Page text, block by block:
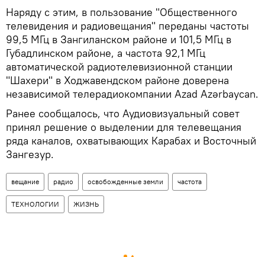
Наряду с этим, в пользование "Общественного
телевидения и радиовещания" переданы частоты
99,5 МГц в Зангиланском районе и 101,5 МГц в
Губадлинском районе, а частота 92,1 МГц
автоматической радиотелевизионной станции
"Шахери" в Ходжавендском районе доверена
независимой телерадиокомпании Azad Azərbaycan.
Ранее сообщалось, что Аудиовизуальный совет
принял решение о выделении для телевещания
ряда каналов, охватывающих Карабах и Восточный
Зангезур.
вещание радио освобожденные земли частота
ТЕХНОЛОГИИ ЖИЗНЬ